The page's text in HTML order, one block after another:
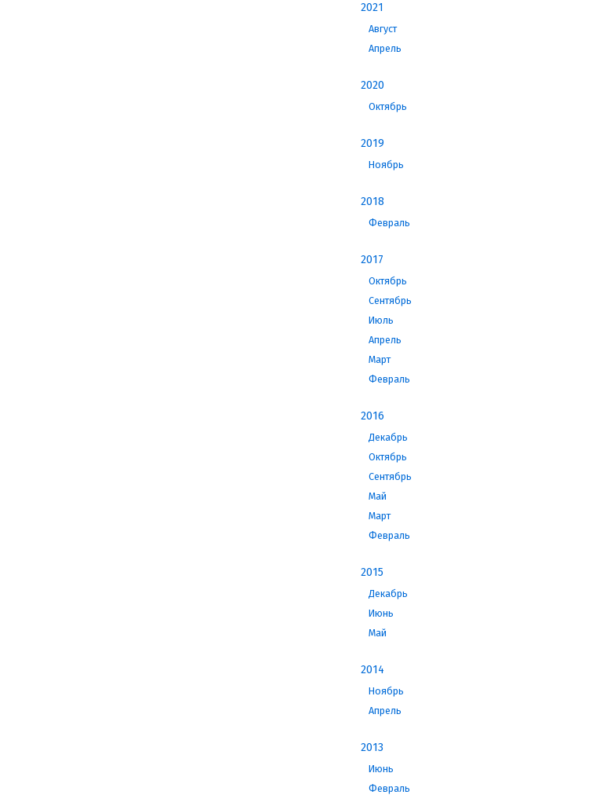
2021
Август
Апрель
2020
Октябрь
2019
Ноябрь
2018
Февраль
2017
Октябрь
Сентябрь
Июль
Апрель
Март
Февраль
2016
Декабрь
Октябрь
Сентябрь
Май
Март
Февраль
2015
Декабрь
Июнь
Май
2014
Ноябрь
Апрель
2013
Июнь
Февраль